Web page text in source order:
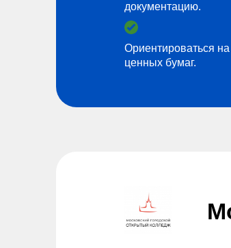
документацию.
Ориентироваться
ценных бумаг.